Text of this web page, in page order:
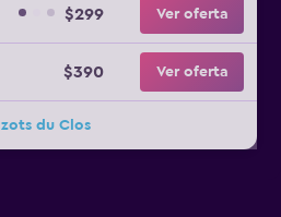
$299 Ver oferta
$390 Ver oferta
du Clos